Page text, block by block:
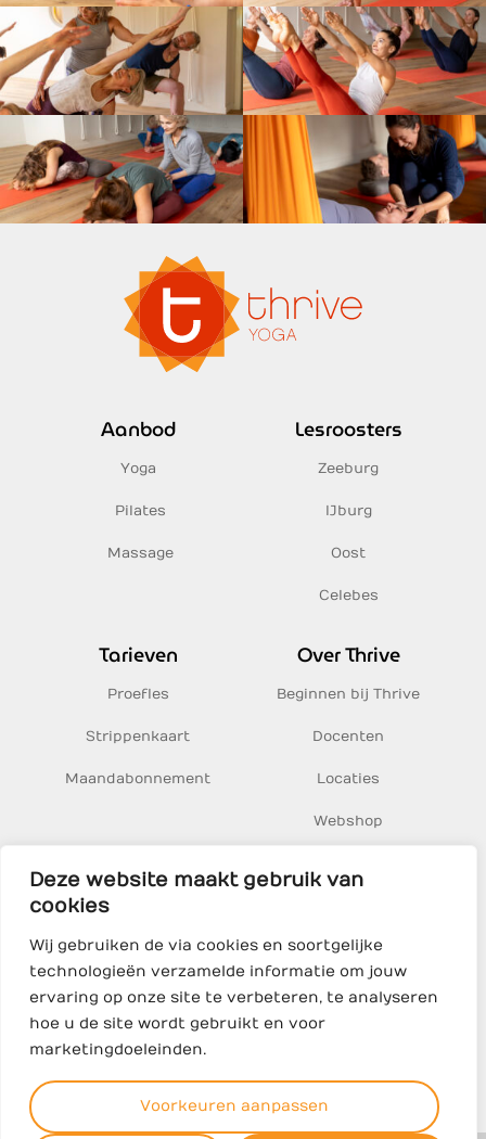
Deze website maakt gebruik van
cookies
Wij gebruiken de via cookies en soortgelijke
technologieën verzamelde informatie om jouw
ervaring op onze site te verbeteren, te analyseren
hoe u de site wordt gebruikt en voor
marketingdoeleinden.
Voorkeuren aanpassen
Aanbod
Yoga
Pilates
Massage
Lesroosters
Zeeburg
IJburg
Oost
Celebes
Tarieven
Proefles
Strippenkaart
Maandabonnement
Over Thrive
Beginnen bij Thrive
Docenten
Locaties
Webshop
Thrive Yoga BV
Sumatrakade 1, 1019 BJ Amsterdam
KvK 68469500